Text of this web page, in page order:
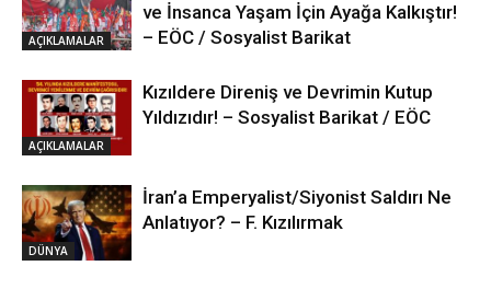
AÇIKLAMALAR
ve İnsanca Yaşam İçin Ayağa Kalkıştır!
– EÖC / Sosyalist Barikat
AÇIKLAMALAR
Kızıldere Direniş ve Devrimin Kutup
Yıldızıdır! – Sosyalist Barikat / EÖC
DÜNYA
İran’a Emperyalist/Siyonist Saldırı Ne
Anlatıyor? – F. Kızılırmak